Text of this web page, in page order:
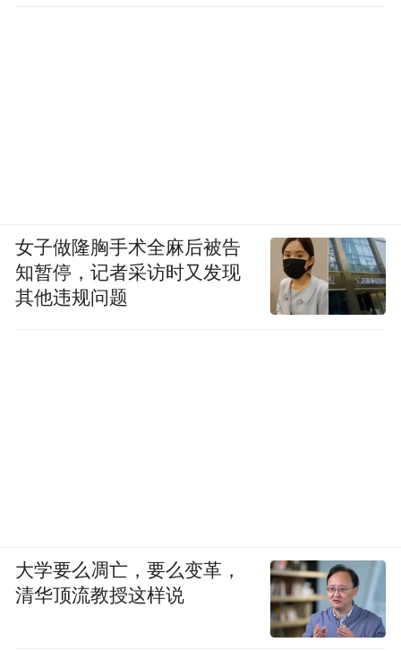
女子做隆胸手术全麻后被告
知暂停，记者采访时又发现
其他违规问题
大学要么凋亡，要么变革，
清华顶流教授这样说